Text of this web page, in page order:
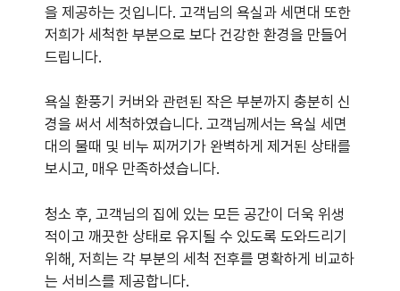
을 제공하는 것입니다. 고객님의 욕실과 세면대 또한
저희가 세척한 부분으로 보다 건강한 환경을 만들어
드립니다.
욕실 환풍기 커버와 관련된 작은 부분까지 충분히 신
경을 써서 세척하였습니다. 고객님께서는 욕실 세면
대의 물때 및 비누 찌꺼기가 완벽하게 제거된 상태를
보시고, 매우 만족하셨습니다.
청소 후, 고객님의 집에 있는 모든 공간이 더욱 위생
적이고 깨끗한 상태로 유지될 수 있도록 도와드리기
위해, 저희는 각 부분의 세척 전후를 명확하게 비교하
는 서비스를 제공합니다.